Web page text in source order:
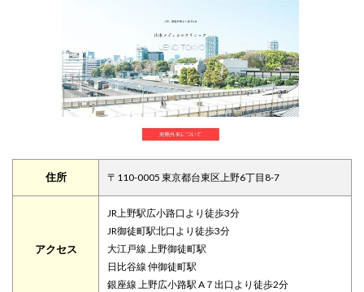
住所 〒110-0005 東京都台東区上野6丁目8-7
アクセス
JR上野駅広小路口より徒歩3分
JR御徒町駅北口より徒歩3分
大江戸線 上野御徒町駅
日比谷線 仲御徒町駅
銀座線 上野広小路駅 A７出口より徒歩2分